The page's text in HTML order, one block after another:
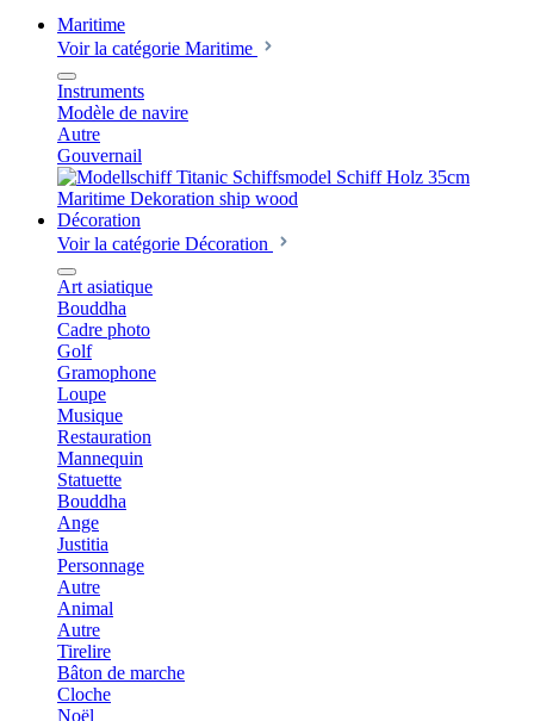
Maritime
Voir la catégorie Maritime
Instruments
Modèle de navire
Autre
Gouvernail
Décoration
Voir la catégorie Décoration
Art asiatique
Bouddha
Cadre photo
Golf
Gramophone
Loupe
Musique
Restauration
Mannequin
Statuette
Bouddha
Ange
Justitia
Personnage
Autre
Animal
Autre
Tirelire
Bâton de marche
Cloche
Noël